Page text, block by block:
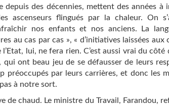
depuis des décennies, mettent des années à
ascenseurs flingués par la chaleur. On
nos enfants et nos anciens. La
au cas par cas », « d’initiatives laissées
lui, ne fera rien. C’est aussi vrai du côté
qui ont beau jeu de se défausser de leurs
préoccupés par leurs carrières, et donc les
à notre sort.
de chaud. Le ministre du Travail, Farandou,